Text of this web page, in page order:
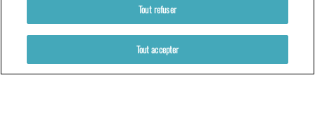
Tout refuser
Tout accepter